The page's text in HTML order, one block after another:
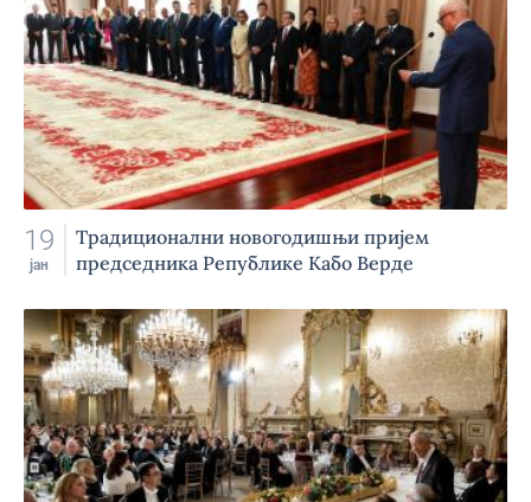
19
јан
Традиционални новогодишњи пријем
председника Републике Кабо Верде